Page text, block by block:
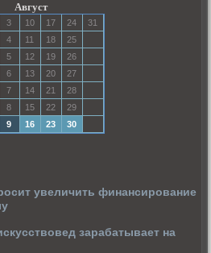
Август
3 10 17 24
31
4 11 18
25
5 12 19
26
6 13 20
27
7 14 21
28
8 15 22
29
9 16 23 30
увеличить финансирование
зарабатывает на